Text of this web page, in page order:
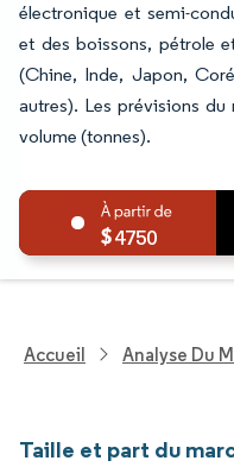
électronique et semi-
et des boissons, pétrole
(Chine, Inde, Japon,
autres). Les prévisions
volume (tonnes).
4750
Accueil Analyse Du
Taille et part du